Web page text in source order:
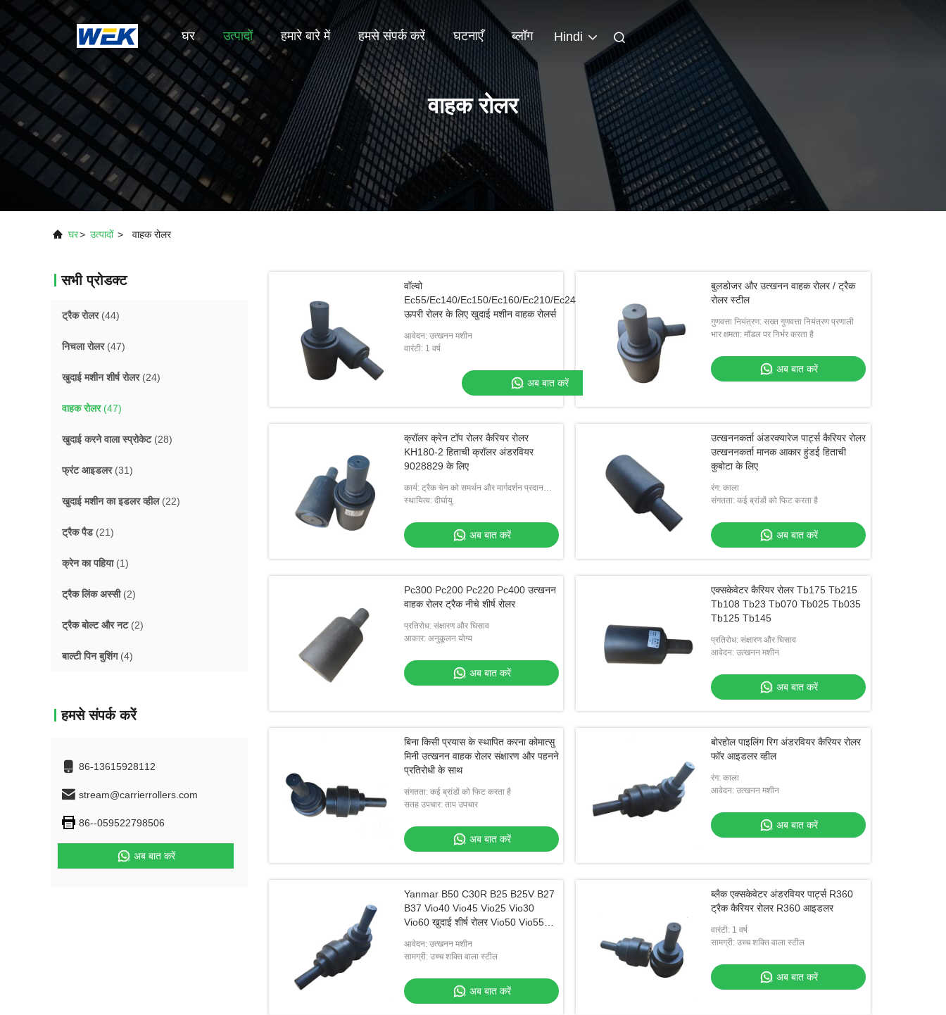
घर उत्पादों हमारे बारे में हमसे संपर्क करें घटनाएँ ब्लॉग Hindi
वाहक रोलर
घर> उत्पादों > वाहक रोलर
सभी प्रोडक्ट
ट्रैक रोलर(44)
निचला रोलर(47)
खुदाई मशीन शीर्ष रोलर(24)
वाहक रोलर(47)
खुदाई करने वाला स्प्रोकेट(28)
फ्रंट आइडलर(31)
खुदाई मशीन का इडलर व्हील(22)
ट्रैक पैड(21)
क्रेन का पहिया(1)
ट्रैक लिंक अस्सी(2)
ट्रैक बोल्ट और नट(2)
बाल्टी पिन बुशिंग(4)
हमसे संपर्क करें
86-13615928112
stream@carrierrollers.com
86--059522798506
अब बात करें
वॉल्वो
Ec55/Ec140/Ec150/Ec160/Ec210/Ec240/Ec290/Ec360/Ec460
ऊपरी रोलर के लिए खुदाई मशीन वाहक रोलर्स
आवेदन: उत्खनन मशीन
वारंटी: 1 वर्ष
अब बात करें
बुलडोजर और उत्खनन वाहक रोलर / ट्रैक
रोलर स्टील
गुणवत्ता नियंत्रण: सख्त गुणवत्ता नियंत्रण प्रणाली
भार क्षमता: मॉडल पर निर्भर करता है
अब बात करें
क्रॉलर क्रेन टॉप रोलर कैरियर रोलर
KH180-2 हिताची क्रॉलर अंडरवियर
9028829 के लिए
कार्य: ट्रैक चेन को समर्थन और मार्गदर्शन प्रदान
करना
स्थायित्व: दीर्घायु
अब बात करें
उत्खननकर्ता अंडरक्यारेज पार्ट्स कैरियर रोलर
उत्खननकर्ता मानक आकार हुंडई हिताची
कुबोटा के लिए
रंग: काला
संगतता: कई ब्रांडों को फिट करता है
अब बात करें
Pc300 Pc200 Pc220 Pc400 उत्खनन
वाहक रोलर ट्रैक नीचे शीर्ष रोलर
प्रतिरोध: संक्षारण और घिसाव
आकार: अनुकूलन योग्य
अब बात करें
एक्सकेवेटर कैरियर रोलर Tb175 Tb215
Tb108 Tb23 Tb070 Tb025 Tb035
Tb125 Tb145
प्रतिरोध: संक्षारण और घिसाव
आवेदन: उत्खनन मशीन
अब बात करें
बिना किसी प्रयास के स्थापित करना कोमात्सु
मिनी उत्खनन वाहक रोलर संक्षारण और पहनने
प्रतिरोधी के साथ
संगतता: कई ब्रांडों को फिट करता है
सतह उपचार: ताप उपचार
अब बात करें
बोरहोल पाइलिंग रिग अंडरवियर कैरियर रोलर
फॉर आइडलर व्हील
रंग: काला
आवेदन: उत्खनन मशीन
अब बात करें
Yanmar B50 C30R B25 B25V B27
B37 Vio40 Vio45 Vio25 Vio30
Vio60 खुदाई शीर्ष रोलर Vio50 Vio55
आवेदन: उत्खनन मशीन
सामग्री: उच्च शक्ति वाला स्टील
अब बात करें
ब्लैक एक्सकेवेटर अंडरवियर पार्ट्स R360
ट्रैक कैरियर रोलर R360 आइडलर
वारंटी: 1 वर्ष
सामग्री: उच्च शक्ति वाला स्टील
अब बात करें